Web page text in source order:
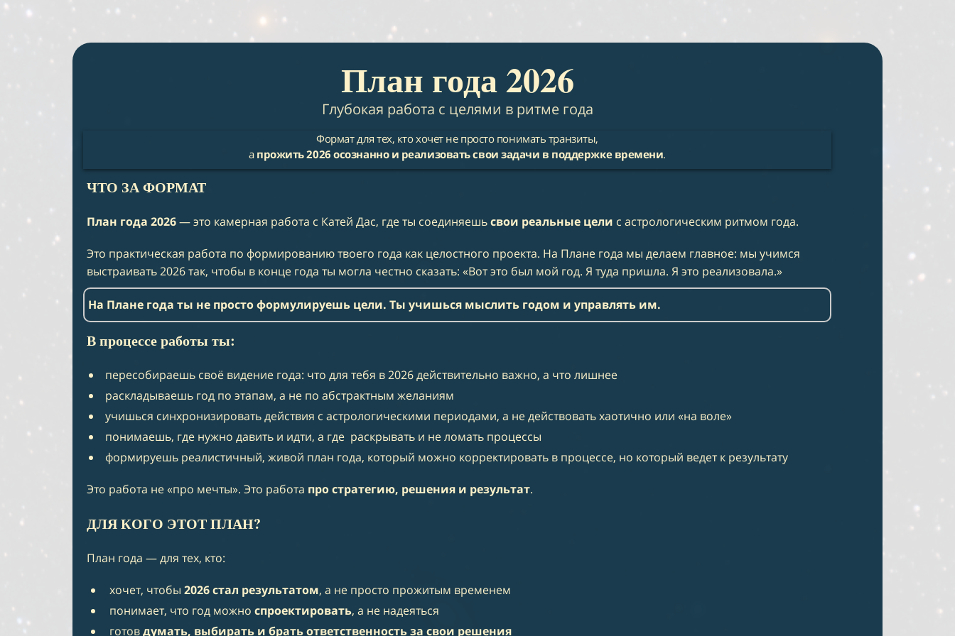
План года 2026
Глубокая работа с целями в ритме года
Формат для тех, кто хочет не просто понимать транзиты,
а прожить 2026 осознанно и реализовать свои задачи в поддержке времени.
ЧТО ЗА ФОРМАТ
План года 2026— это камерная работа с Катей Дас, где ты соединяешьсвои реальные цели с астрологическим ритмом года.
Это практическая работа по формированию твоего года как целостного проекта. На Плане года мы делаем главное: мы учимся
выстраивать 2026 так, чтобы в конце года ты могла честно сказать: «Вот это был мой год. Я туда пришла. Я это реализовала.»
На Плане года ты не просто формулируешь цели. Ты учишься мыслить годом и управлять им.
В процессе работы ты:
пересобираешь своё видение года: что для тебя в 2026 действительно важно, а что лишнее
раскладываешь год по этапам, а не по абстрактным желаниям
учишься синхронизировать действия с астрологическими периодами, а не действовать хаотично или «на воле»
понимаешь, где нужно давить и идти, а где раскрывать и не ломать процессы
формируешь реалистичный, живой план года, который можно корректировать в процессе, но который ведет к результату
Это работа не «про мечты». Это работа про стратегию, решения и результат.
ДЛЯ КОГО ЭТОТ ПЛАН?
План года — для тех, кто:
хочет, чтобы 2026 стал результатом, а не просто прожитым временем
понимает, что год можно спроектировать, а не надеяться
готовдумать, выбирать и брать ответственность за свои решения